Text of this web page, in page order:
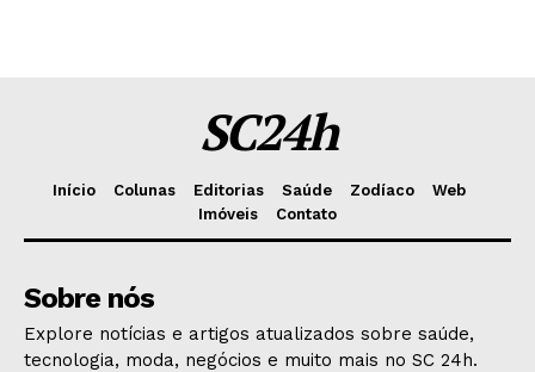
SC24h
Início Colunas Editorias Saúde Zodíaco
Web
Imóveis
Contato
Sobre nós
Explore notícias e artigos atualizados sobre saúde,
tecnologia, moda, negócios e muito mais no SC 24h.